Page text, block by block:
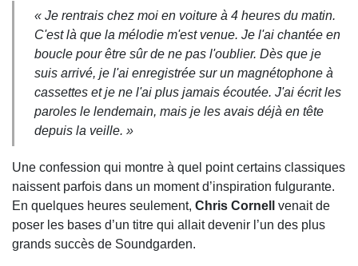
« Je rentrais chez moi en voiture à 4 heures du matin.
C'est là que la mélodie m'est venue. Je l'ai chantée en
boucle pour être sûr de ne pas l'oublier. Dès que je
suis arrivé, je l'ai enregistrée sur un magnétophone à
cassettes et je ne l'ai plus jamais écoutée. J'ai écrit les
paroles le lendemain, mais je les avais déjà en tête
depuis la veille. »
Une confession qui montre à quel point certains classiques
naissent parfois dans un moment d’inspiration fulgurante.
En quelques heures seulement, Chris Cornell
venait de
poser les bases d’un titre qui allait devenir l’un des plus
grands succès de Soundgarden.